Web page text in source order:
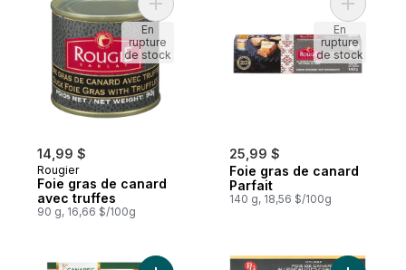
14,99 $
Rougier
Foie gras de canard
avec truffes
90 g, 16,66 $/100g
Ajouter Foie gras de canard avec truffes
En
rupture
de stock
25,99 $
Foie gras de canard
Parfait
140 g, 18,56 $/100g
Ajouter
En
rupture
de stock